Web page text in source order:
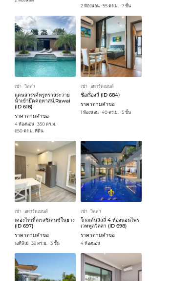
2 ห้องนอน ᐧ55 ตร.ม. ᐧ7 ชั้น
เช่า ᐧวิลล่า
แดนสวรรค์หรูหราสระว่าย
น้ำเข้ายึดคฤหาสน์,Rawai
(ID 618)
ราคาตามคำขอ
4 ห้องนอน ᐧ350 ตร.ม. ᐧ
650 ตร.ม. ที่ดิน
เช่า ᐧ อพาร์ตเมนต์
ชื่อเรื่องวี (ID 684)
ราคาตามคำขอ
1 ห้องนอน ᐧ40 ตร.ม. ᐧ5 ชั้น
เช่า ᐧ อพาร์ตเมนต์
เดอะไทเทิ้ลเรสซิเดนซ์ในยาง
(ID 697)
ราคาตามคำขอ
เอทีลิเย่ ᐧ39 ตร.ม. ᐧ3 ชั้น
เช่า ᐧวิลล่า
โกลเด้นลิลลี่ 4 ห้องนอนไพร
เวทพูลวิลล่า (ID 698)
ราคาตามคำขอ
4 ห้องนอน